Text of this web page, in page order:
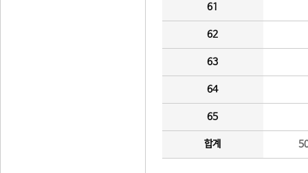
61
62
63
64
65
합계